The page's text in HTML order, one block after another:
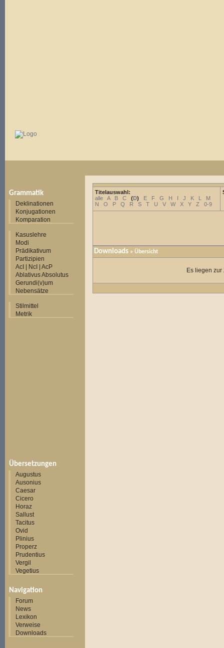
Grammatik
Deklinationen
Konjugationen
Komparation
Kasuslehre
Modi
Prädikativum
Partizipien
AcI | NcI | AcP
Ablativus Absolutus
Gerundi(v)um
Nebensätze
Stilmittel
Metrik
Übersetzungen
Augustus
Ausonius
Caesar
Cicero
Horaz
Sallust
Tacitus
Ovid
Plinius
Properz
Prudentius
Vergil
Vegetius
Navigation
Forum
News
Lexikon
Verweise
Downloads
Titelauswahl:
alle
A B C (D) E F G H I J K L
M
N
O P Q R S T U V W X Y Z 0-9
Downloads » Übersicht
Es liegen